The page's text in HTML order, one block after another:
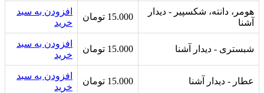
هومر، دانته، شکسپیر - دیدار
آشنا
15.000 تومان
افزودن به سبد
خرید
شبستری - دیدار آشنا 15.000 تومان
افزودن به سبد
خرید
عطار - دیدار آشنا 15.000 تومان
افزودن به سبد
خرید